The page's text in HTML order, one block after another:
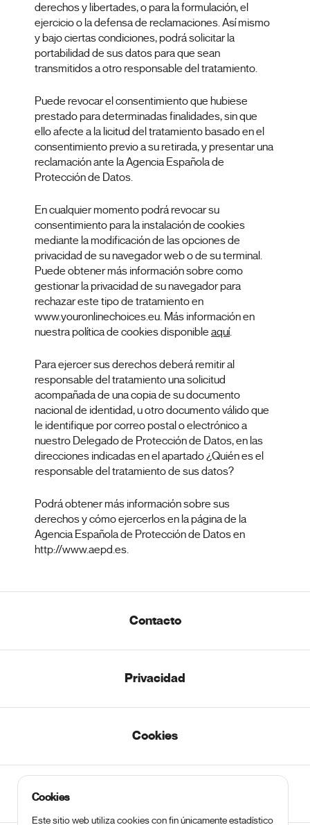
Cookies
Este sitio web utiliza cookies con fin únicamente estadístico
derechos y libertades, o para la formulación, el
ejercicio o la defensa de reclamaciones. Así mismo
y bajo ciertas condiciones, podrá solicitar la
portabilidad de sus datos para que sean
transmitidos a otro responsable del tratamiento.
Puede revocar el consentimiento que hubiese
prestado para determinadas finalidades, sin que
ello afecte a la licitud del tratamiento basado en el
consentimiento previo a su retirada, y presentar una
reclamación ante la Agencia Española de
Protección de Datos.
En cualquier momento podrá revocar su
consentimiento para la instalación de cookies
mediante la modificación de las opciones de
privacidad de su navegador web o de su terminal.
Puede obtener más información sobre como
gestionar la privacidad de su navegador para
rechazar este tipo de tratamiento en
www.youronlinechoices.eu. Más información en
nuestra política de cookies disponible aquí.
Para ejercer sus derechos deberá remitir al
responsable del tratamiento una solicitud
acompañada de una copia de su documento
nacional de identidad, u otro documento válido que
le identifique por correo postal o electrónico a
nuestro Delegado de Protección de Datos, en las
direcciones indicadas en el apartado ¿Quién es el
responsable del tratamiento de sus datos?
Podrá obtener más información sobre sus
derechos y cómo ejercerlos en la página de la
Agencia Española de Protección de Datos en
http://www.aepd.es.
Contacto
Privacidad
Cookies